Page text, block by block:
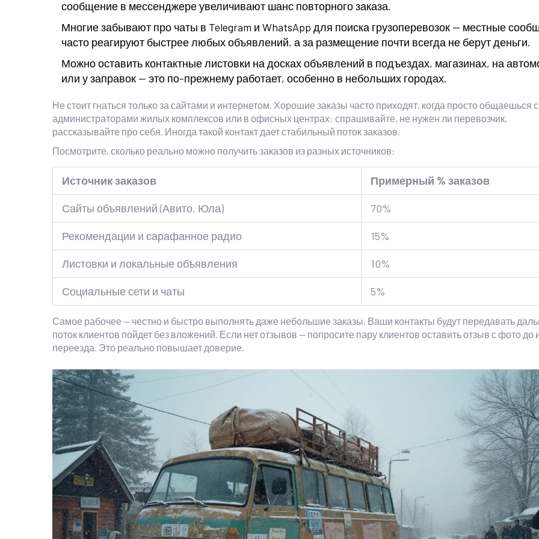
сообщение в мессенджере увеличивают шанс повторного заказа.
Многие забывают про чаты в Telegram и WhatsApp для поиска грузоперевозок — местные
часто реагируют быстрее любых объявлений, а за размещение почти всегда не берут деньги.
Можно оставить контактные листовки на досках объявлений в подъездах, магазинах, на
или у заправок — это по-прежнему работает, особенно в небольших городах.
Не стоит гнаться только за сайтами и интернетом. Хорошие заказы часто приходят, когда просто общаешься с
администраторами жилых комплексов или в офисных центрах: спрашивайте, не нужен ли перевозчик,
рассказывайте про себя. Иногда такой контакт дает стабильный поток заказов.
Посмотрите, сколько реально можно получить заказов из разных источников:
Источник заказов Примерный % заказов
Сайты объявлений (Авито, Юла) 70%
Рекомендации и сарафанное радио 15%
Листовки и локальные объявления 10%
Социальные сети и чаты 5%
Самое рабочее — честно и быстро выполнять даже небольшие заказы. Ваши контакты будут передавать
поток клиентов пойдет без вложений. Если нет отзывов — попросите пару клиентов оставить отзыв с фото до
переезда. Это реально повышает доверие.